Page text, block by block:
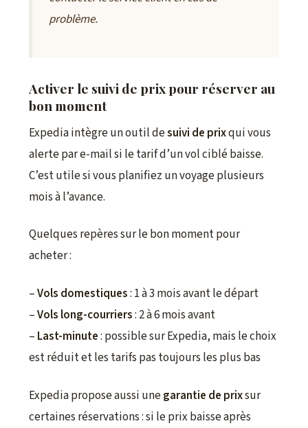
problème.
Activer le suivi de prix pour réserver au
bon moment
Expedia intègre un outil desuivi de prixqui vous
alerte par e-mail si le tarif d’un vol ciblé baisse.
C’est utile si vous planifiez un voyage plusieurs
mois à l’avance.
Quelques repères sur le bon moment pour
acheter :
–Vols domestiques: 1 à 3 mois avant le départ
–Vols long-courriers: 2 à 6 mois avant
– Last-minute: possible sur Expedia, mais le choix
est réduit et les tarifs pas toujours les plus bas
Expedia propose aussi unegarantie de prixsur
certaines réservations : si le prix baisse après